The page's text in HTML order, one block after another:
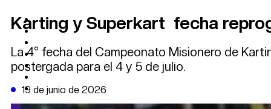
AGRO
DEPORTES
POLÍTICA
CAMBIO CLIMÁTICO
DATA FIRME
DE LA TRIBUNA TV
Karting y Superkart fecha
La 4° fecha del Campeonato Misionero de
postergada para el 4 y 5 de julio.
19 de junio de 2026